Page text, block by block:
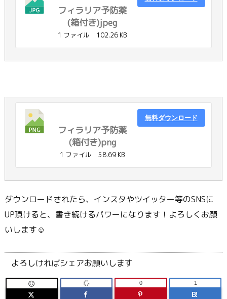
フィラリア予防薬
(箱付き)jpeg
1 ファイル 102.26 KB
フィラリア予防薬
(箱付き)png
1 ファイル 58.69 KB
無料ダウンロード
ダウンロードされたら、インスタやツイッター等のSNSに
UP頂けると、書き続けるパワーになります！よろしくお願
いします☺
よろしければシェアお願いします
 0
B!
1